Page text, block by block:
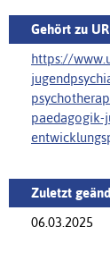
Gehört zu
https://
paedagogik-
Zuletzt
06.03.2025